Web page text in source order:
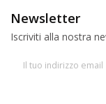
Newsletter
Iscriviti alla nostra